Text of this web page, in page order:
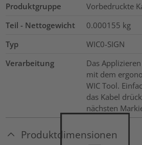
Produktgruppe
Vorbedruckte
Teil - Nettogewicht
0.000155 kg
Typ
WIC0-SIGN
Verarbeitung
Das
mit dem
WIC Tool.
das Kabel
nächsten
Produktdimensionen